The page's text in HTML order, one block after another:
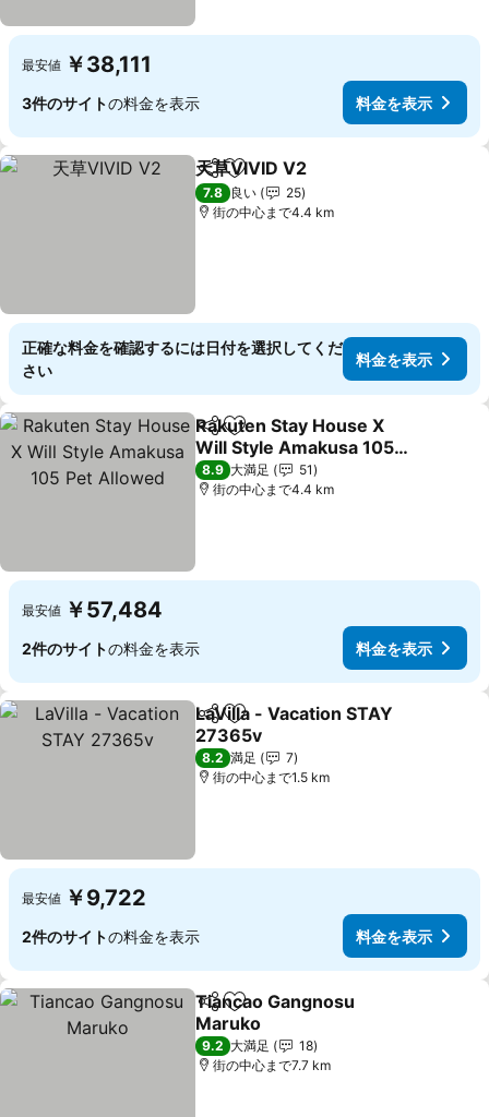
最安値 ￥38,111
3件のサイトの料金を表示 料金を表示
シェアお気に入りに追加
天草VIVID V2
7.8 良い
25
街の中心まで4.4 km
正確な料金を確認するには日付を選択してくだ
さい
料金を表示
シェアお気に入りに追加
Rakuten Stay House X
Will Style Amakusa 105
Pet Allowed
8.9 大満足
51
街の中心まで4.4 km
最安値 ￥57,484
2件のサイトの料金を表示 料金を表示
シェアお気に入りに追加
LaVilla - Vacation STAY
27365v
8.2 満足
7
街の中心まで1.5 km
最安値 ￥9,722
2件のサイトの料金を表示 料金を表示
シェアお気に入りに追加
Tiancao Gangnosu
Maruko
9.2 大満足
18
街の中心まで7.7 km